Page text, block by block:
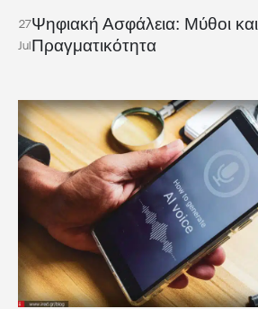
27
Jul
Ψηφιακή Ασφάλεια: Μύθοι και
Πραγματικότητα